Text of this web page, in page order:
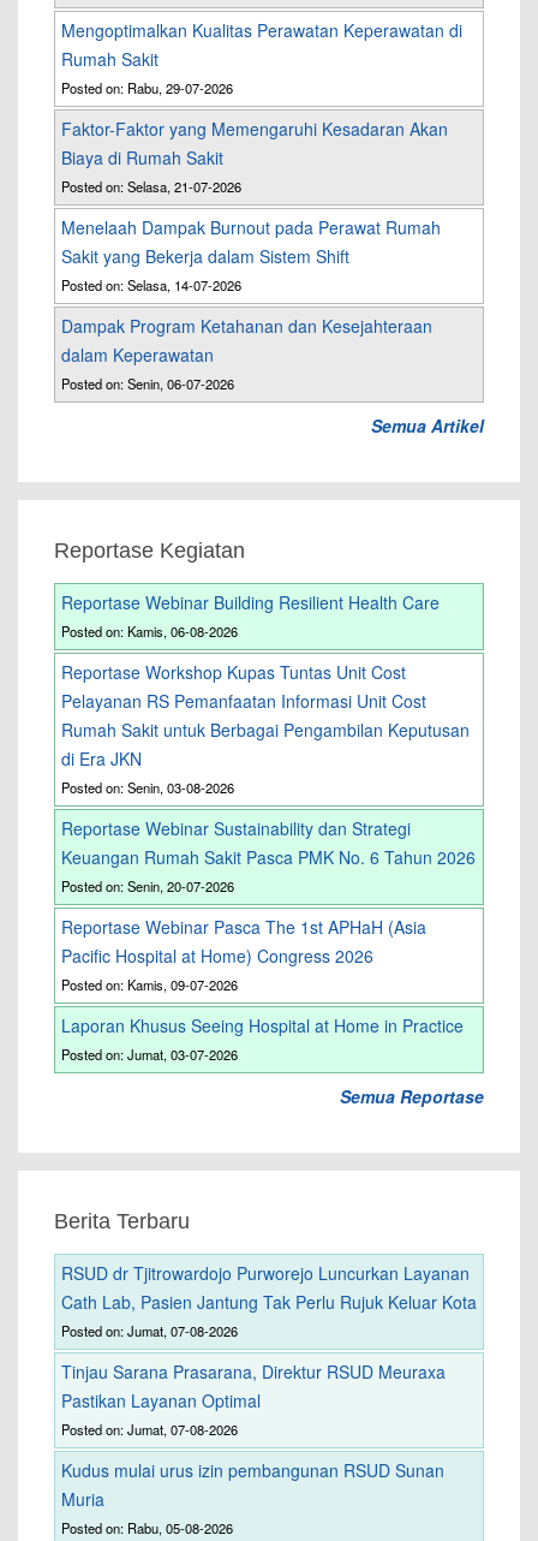
Mengoptimalkan Kualitas Perawatan Keperawatan di
Rumah Sakit
Posted on: Rabu, 29-07-2026
Faktor-Faktor yang Memengaruhi Kesadaran Akan
Biaya di Rumah Sakit
Posted on: Selasa, 21-07-2026
Menelaah Dampak Burnout pada Perawat Rumah
Sakit yang Bekerja dalam Sistem Shift
Posted on: Selasa, 14-07-2026
Dampak Program Ketahanan dan Kesejahteraan
dalam Keperawatan
Posted on: Senin, 06-07-2026
Semua Artikel
Reportase Kegiatan
Reportase Webinar Building Resilient Health Care
Posted on: Kamis, 06-08-2026
Reportase Workshop Kupas Tuntas Unit Cost
Pelayanan RS Pemanfaatan Informasi Unit Cost
Rumah Sakit untuk Berbagai Pengambilan Keputusan
di Era JKN
Posted on: Senin, 03-08-2026
Reportase Webinar Sustainability dan Strategi
Keuangan Rumah Sakit Pasca PMK No. 6 Tahun 2026
Posted on: Senin, 20-07-2026
Reportase Webinar Pasca The 1st APHaH (Asia
Pacific Hospital at Home) Congress 2026
Posted on: Kamis, 09-07-2026
Laporan Khusus Seeing Hospital at Home in Practice
Posted on: Jumat, 03-07-2026
Semua Reportase
Berita Terbaru
RSUD dr Tjitrowardojo Purworejo Luncurkan Layanan
Cath Lab, Pasien Jantung Tak Perlu Rujuk Keluar Kota
Posted on: Jumat, 07-08-2026
Tinjau Sarana Prasarana, Direktur RSUD Meuraxa
Pastikan Layanan Optimal
Posted on: Jumat, 07-08-2026
Kudus mulai urus izin pembangunan RSUD Sunan
Muria
Posted on: Rabu, 05-08-2026